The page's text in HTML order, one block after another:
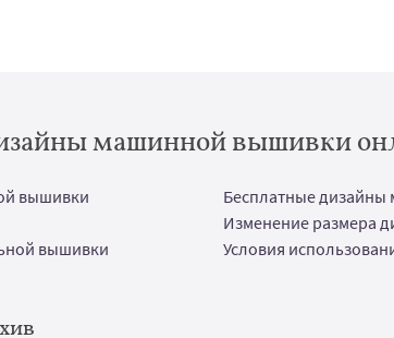
машинной вышивки
вышивки
Бесплатные
Изменение размера
вышивки Условия